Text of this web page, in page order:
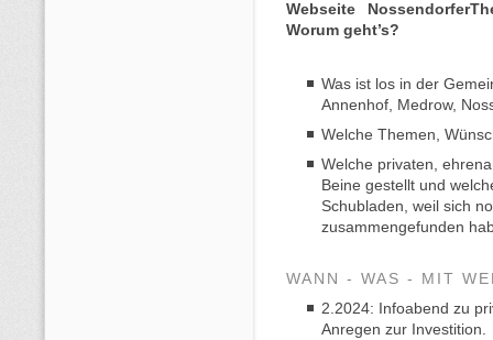
Webseite
Worum geht’s?
Was ist los in der
Annenhof, Medrow,
Welche Themen,
Welche privaten,
Beine gestellt und
Schubladen, weil sich
zusammengefunden
WANN - WAS - MIT
2.2024: Infoabend zu
Anregen zur Investition.